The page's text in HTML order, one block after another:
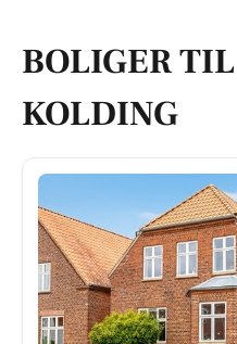
BOLIGER
KOLDING